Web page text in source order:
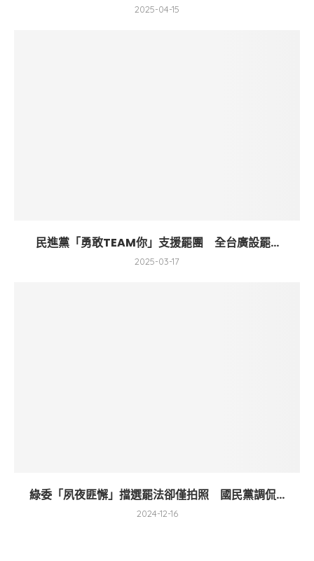
2025-04-15
民進黨「勇敢TEAM你」支援罷團 全台廣設罷...
2025-03-17
綠委「夙夜匪懈」擋選罷法卻僅拍照 國民黨調侃...
2024-12-16